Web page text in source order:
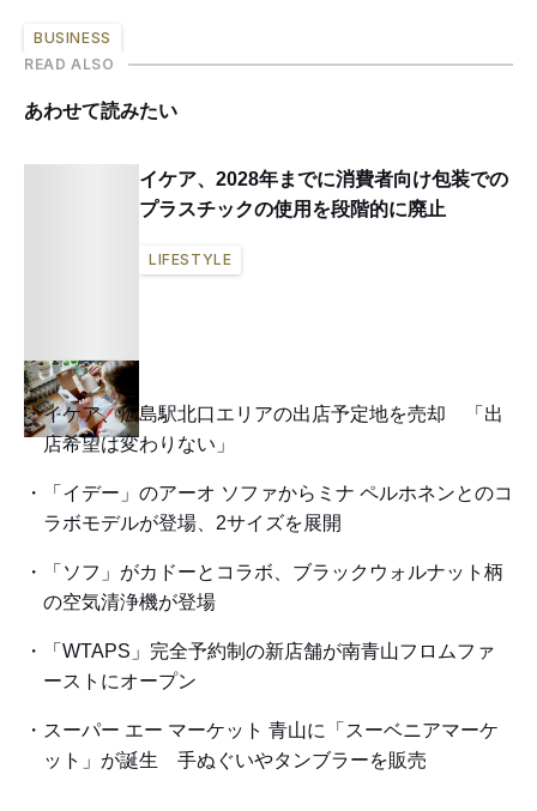
BUSINESS
READ ALSO
あわせて読みたい
イケア、2028年までに消費者向け包装での
プラスチックの使用を段階的に廃止
LIFESTYLE
イケア、広島駅北口エリアの出店予定地を売却 「出
店希望は変わりない」
「イデー」のアーオ ソファからミナ ペルホネンとのコ
ラボモデルが登場、2サイズを展開
「ソフ」がカドーとコラボ、ブラックウォルナット柄
の空気清浄機が登場
「WTAPS」完全予約制の新店舗が南青山フロムファ
ーストにオープン
スーパー エー マーケット 青山に「スーベニアマーケ
ット」が誕生 手ぬぐいやタンブラーを販売